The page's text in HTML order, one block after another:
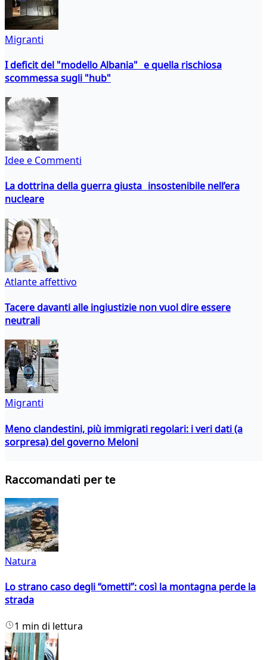
Migranti
I deficit del "modello Albania" e quella rischiosa
scommessa sugli "hub"
Idee e Commenti
La dottrina della guerra giusta insostenibile nell’era
nucleare
Atlante affettivo
Tacere davanti alle ingiustizie non vuol dire essere
neutrali
Migranti
Meno clandestini, più immigrati regolari: i veri dati (a
sorpresa) del governo Meloni
Raccomandati per te
Natura
Lo strano caso degli “ometti”: così la montagna perde la
strada
1 min di lettura